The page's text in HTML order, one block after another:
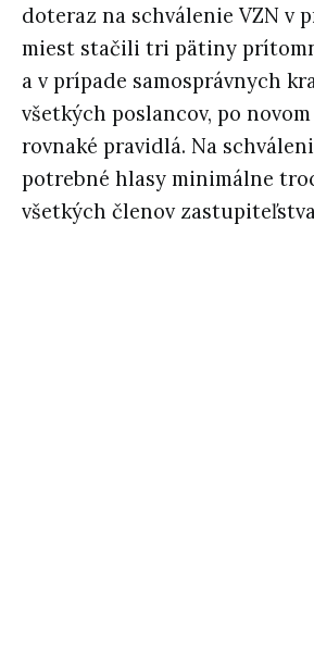
doteraz na schválenie VZN v
miest stačili tri pätiny
a v prípade samosprávnych
všetkých poslancov, po
rovnaké pravidlá. Na
potrebné hlasy minimálne
všetkých členov